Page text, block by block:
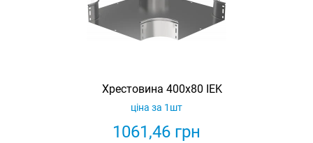
Хрестовина 400х80 IEK
1061,46 грн
ціна за 1шт